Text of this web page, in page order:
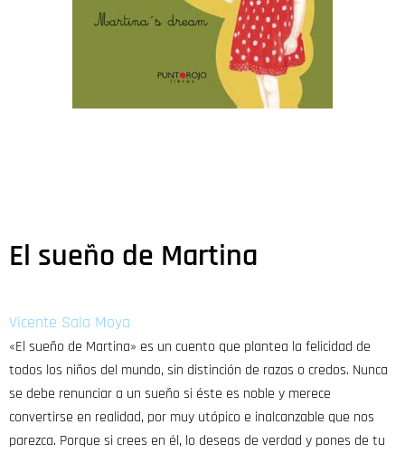
El sueño de Martina
Vicente Sala Moya
«El sueño de Martina» es un cuento que plantea la felicidad de
todos los niños del mundo, sin distinción de razas o credos. Nunca
se debe renunciar a un sueño si éste es noble y merece
convertirse en realidad, por muy utópico e inalcanzable que nos
parezca. Porque si crees en él, lo deseas de verdad y pones de tu